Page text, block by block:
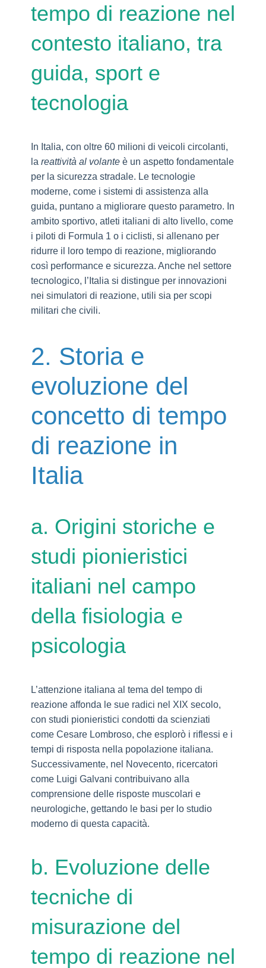
tempo di reazione nel
contesto italiano, tra
guida, sport e
tecnologia
In Italia, con oltre 60 milioni di veicoli circolanti,
la reattività al volante è un aspetto fondamentale
per la sicurezza stradale. Le tecnologie
moderne, come i sistemi di assistenza alla
guida, puntano a migliorare questo parametro. In
ambito sportivo, atleti italiani di alto livello, come
i piloti di Formula 1 o i ciclisti, si allenano per
ridurre il loro tempo di reazione, migliorando
così performance e sicurezza. Anche nel settore
tecnologico, l’Italia si distingue per innovazioni
nei simulatori di reazione, utili sia per scopi
militari che civili.
2. Storia e
evoluzione del
concetto di tempo
di reazione in
Italia
a. Origini storiche e
studi pionieristici
italiani nel campo
della fisiologia e
psicologia
L’attenzione italiana al tema del tempo di
reazione affonda le sue radici nel XIX secolo,
con studi pionieristici condotti da scienziati
come Cesare Lombroso, che esplorò i riflessi e i
tempi di risposta nella popolazione italiana.
Successivamente, nel Novecento, ricercatori
come Luigi Galvani contribuivano alla
comprensione delle risposte muscolari e
neurologiche, gettando le basi per lo studio
moderno di questa capacità.
b. Evoluzione delle
tecniche di
misurazione del
tempo di reazione nel